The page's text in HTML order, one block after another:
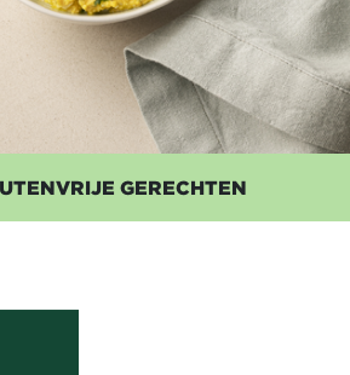
GERECHTEN